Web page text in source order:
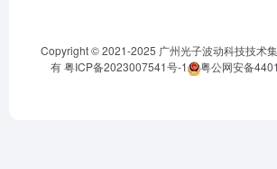
Copyright © 2021-2025 广州光子波动科技技术
有粤ICP备2023007541号-1 粤公网安备